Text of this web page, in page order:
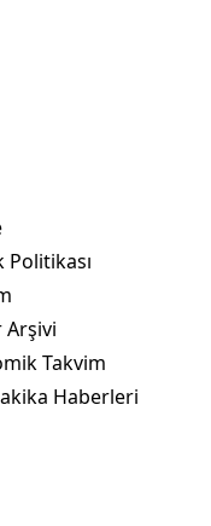
Politikası
Arşivi
Takvim
Haberleri